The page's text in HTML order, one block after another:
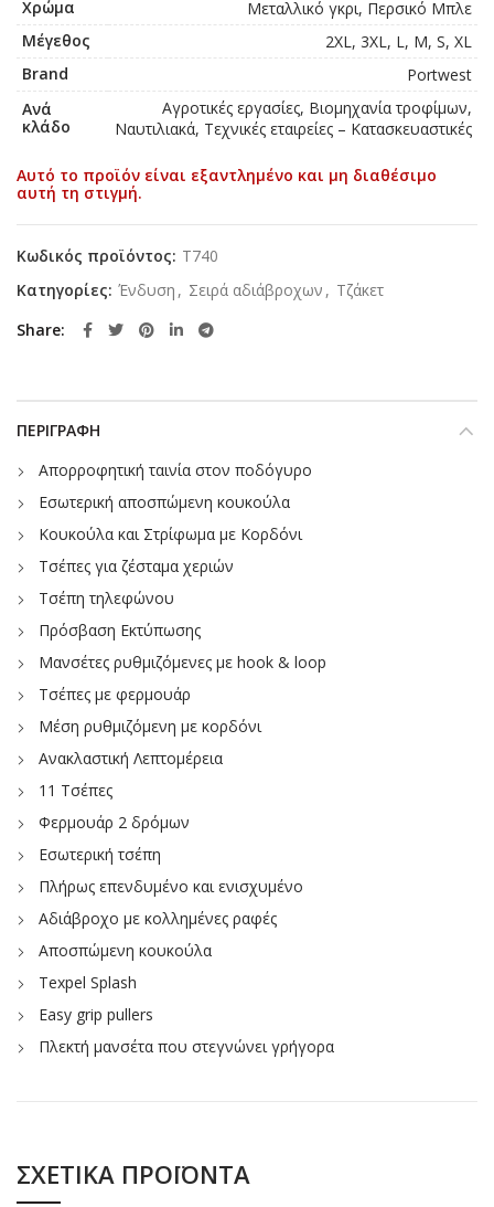
Χρώμα
Μεταλλικό γκρι, Περσικό Μπλε
Μέγεθος
2XL, 3XL, L, M, S, XL
Brand
Portwest
Ανά
κλάδο
Αγροτικές εργασίες, Βιομηχανία τροφίμων,
Ναυτιλιακά, Τεχνικές εταιρείες – Κατασκευαστικές
Αυτό το προϊόν είναι εξαντλημένο και μη διαθέσιμο
αυτή τη στιγμή.
Κωδικός προϊόντος: T740
Κατηγορίες: Ένδυση , Σειρά αδιάβροχων , Τζάκετ
Share
ΠΕΡΙΓΡΑΦΉ
Απορροφητική ταινία στον ποδόγυρο
Εσωτερική αποσπώμενη κουκούλα
Κουκούλα και Στρίφωμα με Κορδόνι
Τσέπες για ζέσταμα χεριών
Τσέπη τηλεφώνου
Πρόσβαση Εκτύπωσης
Μανσέτες ρυθμιζόμενες με hook & loop
Τσέπες με φερμουάρ
Μέση ρυθμιζόμενη με κορδόνι
Ανακλαστική Λεπτομέρεια
11 Τσέπες
Φερμουάρ 2 δρόμων
Εσωτερική τσέπη
Πλήρως επενδυμένο και ενισχυμένο
Αδιάβροχο με κολλημένες ραφές
Αποσπώμενη κουκούλα
Texpel Splash
Easy grip pullers
Πλεκτή μανσέτα που στεγνώνει γρήγορα
ΣΧΕΤΙΚΆ ΠΡΟΪΌΝΤΑ